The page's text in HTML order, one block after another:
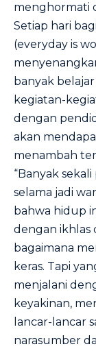
menghormati
Setiap hari
(everyday is
banyak
kegiatan-
dengan
akan
menambah
“Banyak
selama jadi
bahwa hidup
dengan ikhlas
bagaimana
keras. Tapi
menjalani
keyakinan,
lancar-lancar
narasumber